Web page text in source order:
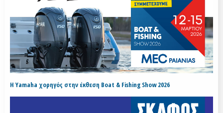
H Yamaha χορηγός στην έκθεση Boat & Fishing Show 2026